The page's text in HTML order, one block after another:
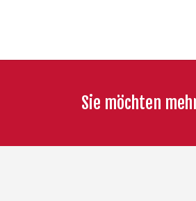
Sie möchten